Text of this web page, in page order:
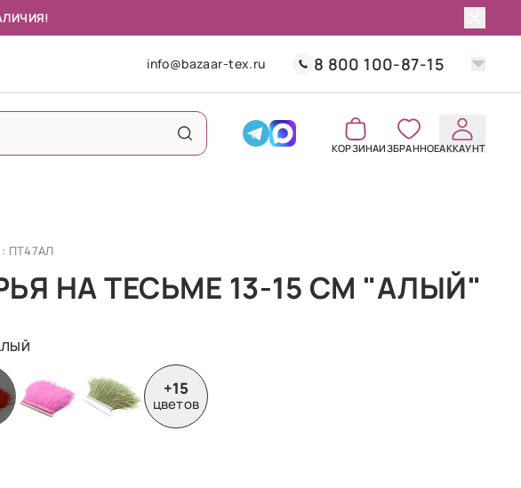
info@bazaar-tex.ru 8 800 100-87-15
КОРЗИНАИЗБРАННОЕАККАУНТ
ПТ47АЛ
НА ТЕСЬМЕ 13-15 СМ "АЛЫЙ"
+15
цветов